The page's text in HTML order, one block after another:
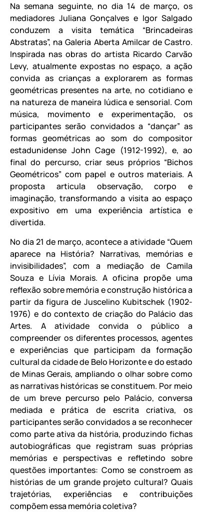
Na semana seguinte, no dia 14 de março, os
mediadores Juliana Gonçalves e Igor Salgado
conduzem a visita temática “Brincadeiras
Abstratas”, na Galeria Aberta Amilcar de Castro.
Inspirada nas obras do artista Ricardo Carvão
Levy, atualmente expostas no espaço, a ação
convida as crianças a explorarem as formas
geométricas presentes na arte, no cotidiano e
na natureza de maneira lúdica e sensorial. Com
música, movimento e experimentação, os
participantes serão convidados a “dançar” as
formas geométricas ao som do compositor
estadunidense John Cage (1912-1992), e, ao
final do percurso, criar seus próprios “Bichos
Geométricos” com papel e outros materiais. A
proposta articula observação, corpo e
imaginação, transformando a visita ao espaço
expositivo em uma experiência artística e
divertida.
No dia 21 de março, acontece a atividade “Quem
aparece na História? Narrativas, memórias e
invisibilidades”, com a mediação de Camila
Souza e Lívia Morais. A oficina propõe uma
reflexão sobre memória e construção histórica a
partir da figura de Juscelino Kubitschek (1902-
1976) e do contexto de criação do Palácio das
Artes. A atividade convida o público a
compreender os diferentes processos, agentes
e experiências que participam da formação
cultural da cidade de Belo Horizonte e do estado
de Minas Gerais, ampliando o olhar sobre como
as narrativas históricas se constituem. Por meio
de um breve percurso pelo Palácio, conversa
mediada e prática de escrita criativa, os
participantes serão convidados a se reconhecer
como parte ativa da história, produzindo fichas
autobiográficas que registram suas próprias
memórias e perspectivas e refletindo sobre
questões importantes: Como se constroem as
histórias de um grande projeto cultural? Quais
trajetórias, experiências e contribuições
compõem essa memória coletiva?